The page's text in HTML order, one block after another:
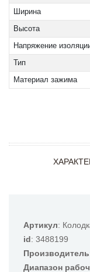
Ширина
Высота
Напряжение
Тип
Материал зажима
Артикул:
id: 3488199
Производитель
Диапазон